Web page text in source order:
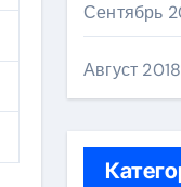
Сентябрь
Август 2018